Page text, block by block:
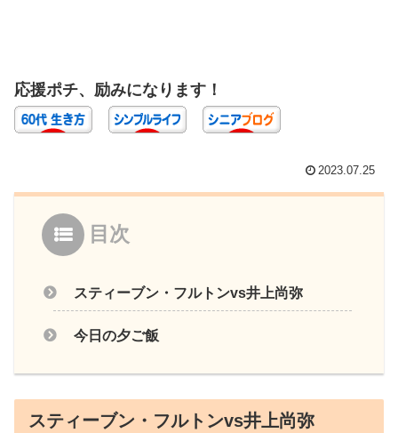
応援ポチ、励みになります！
2023.07.25
目次
スティーブン・フルトンvs井上尚弥
今日の夕ご飯
スティーブン・フルトンvs井上尚弥